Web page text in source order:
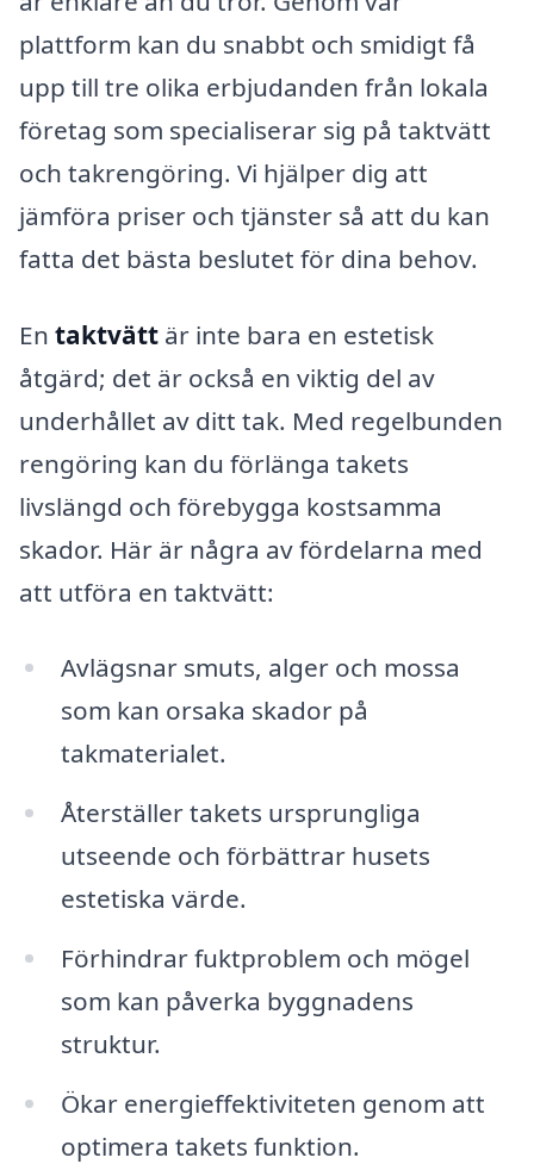
plattform kan du snabbt och smidigt få
upp till tre olika erbjudanden från lokala
företag som specialiserar sig på taktvätt
och takrengöring. Vi hjälper dig att
jämföra priser och tjänster så att du kan
fatta det bästa beslutet för dina behov.
En taktvätt är inte bara en estetisk
åtgärd; det är också en viktig del av
underhållet av ditt tak. Med regelbunden
rengöring kan du förlänga takets
livslängd och förebygga kostsamma
skador. Här är några av fördelarna med
att utföra en taktvätt:
Avlägsnar smuts, alger och mossa
som kan orsaka skador på
takmaterialet.
Återställer takets ursprungliga
utseende och förbättrar husets
estetiska värde.
Förhindrar fuktproblem och mögel
som kan påverka byggnadens
struktur.
Ökar energieffektiviteten genom att
optimera takets funktion.